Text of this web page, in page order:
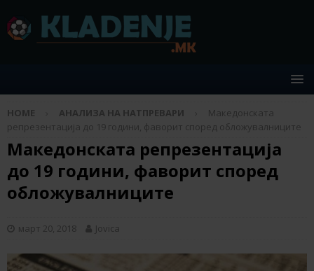
HOME АНАЛИЗА НА НАТПРЕВАРИ
Македонската
репрезентација до 19 години, фаворит според обложувалниците
Македонската репрезентација
до 19 години, фаворит според
обложувалниците
март 20, 2018 Jovica